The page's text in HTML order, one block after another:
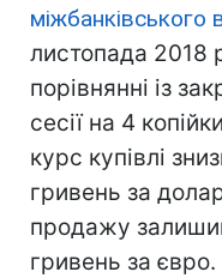
міжбанківського
листопада 2018
порівнянні із
сесії на 4
курс купівлі
гривень за
продажу
гривень за євро.